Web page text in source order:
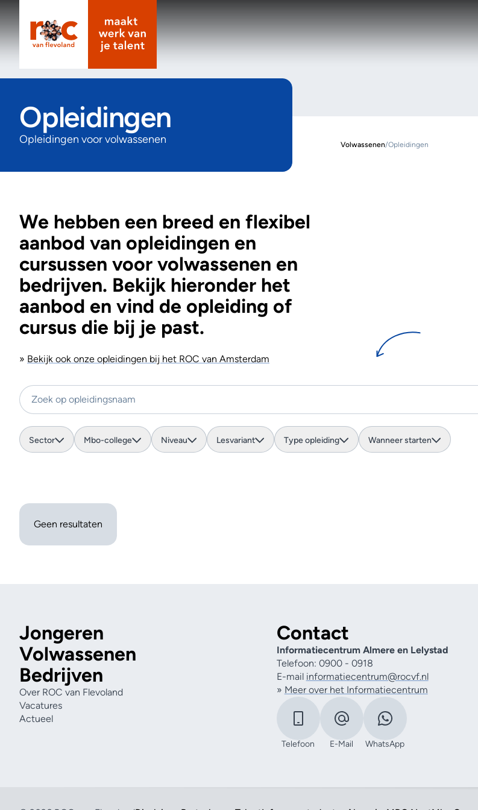
Opleidingen
Opleidingen voor volwassenen Volwassenen/Opleidingen
We hebben een breed en flexibel
aanbod van opleidingen en
cursussen voor volwassenen en
bedrijven. Bekijk hieronder het
aanbod en vind de opleiding of
cursus die bij je past.
» Bekijk ook onze opleidingen bij het ROC van Amsterdam
Zoek op opleidingsnaam
Sector Mbo-college Niveau Lesvariant Type opleiding Wanneer starten
Geen resultaten
Jongeren
Volwassenen
Bedrijven
Over ROC van Flevoland
Vacatures
Actueel
Contact
Informatiecentrum Almere en Lelystad
Telefoon: 0900 - 0918
E-mail informatiecentrum@rocvf.nl
» Meer over het Informatiecentrum
Telefoon E-Mail WhatsApp